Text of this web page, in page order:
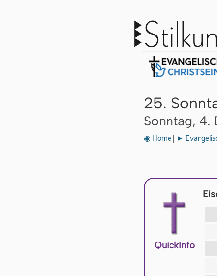
25.
Sonntag, 4.
◉ Home ►
QuickInfo